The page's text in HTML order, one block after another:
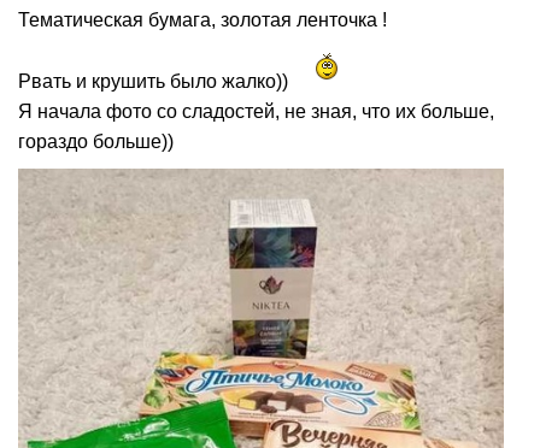
Тематическая бумага, золотая ленточка !
Рвать и крушить было жалко))
Я начала фото со сладостей, не зная, что их больше,
гораздо больше))